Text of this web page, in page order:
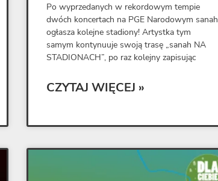
Po wyprzedanych w rekordowym tempie
dwóch koncertach na PGE Narodowym sanah
ogłasza kolejne stadiony! Artystka tym
samym kontynuuje swoją trasę „sanah NA
STADIONACH”, po raz kolejny zapisując
CZYTAJ WIĘCEJ »